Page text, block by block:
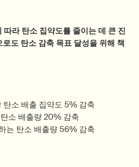
라 탄소 집약도를 줄이는 데 큰 진
도 탄소 감축 목표 달성을 위해 책
탄소 배출 집약도 5% 감축
소 배출량 20% 감축
는 탄소 배출량 56% 감축